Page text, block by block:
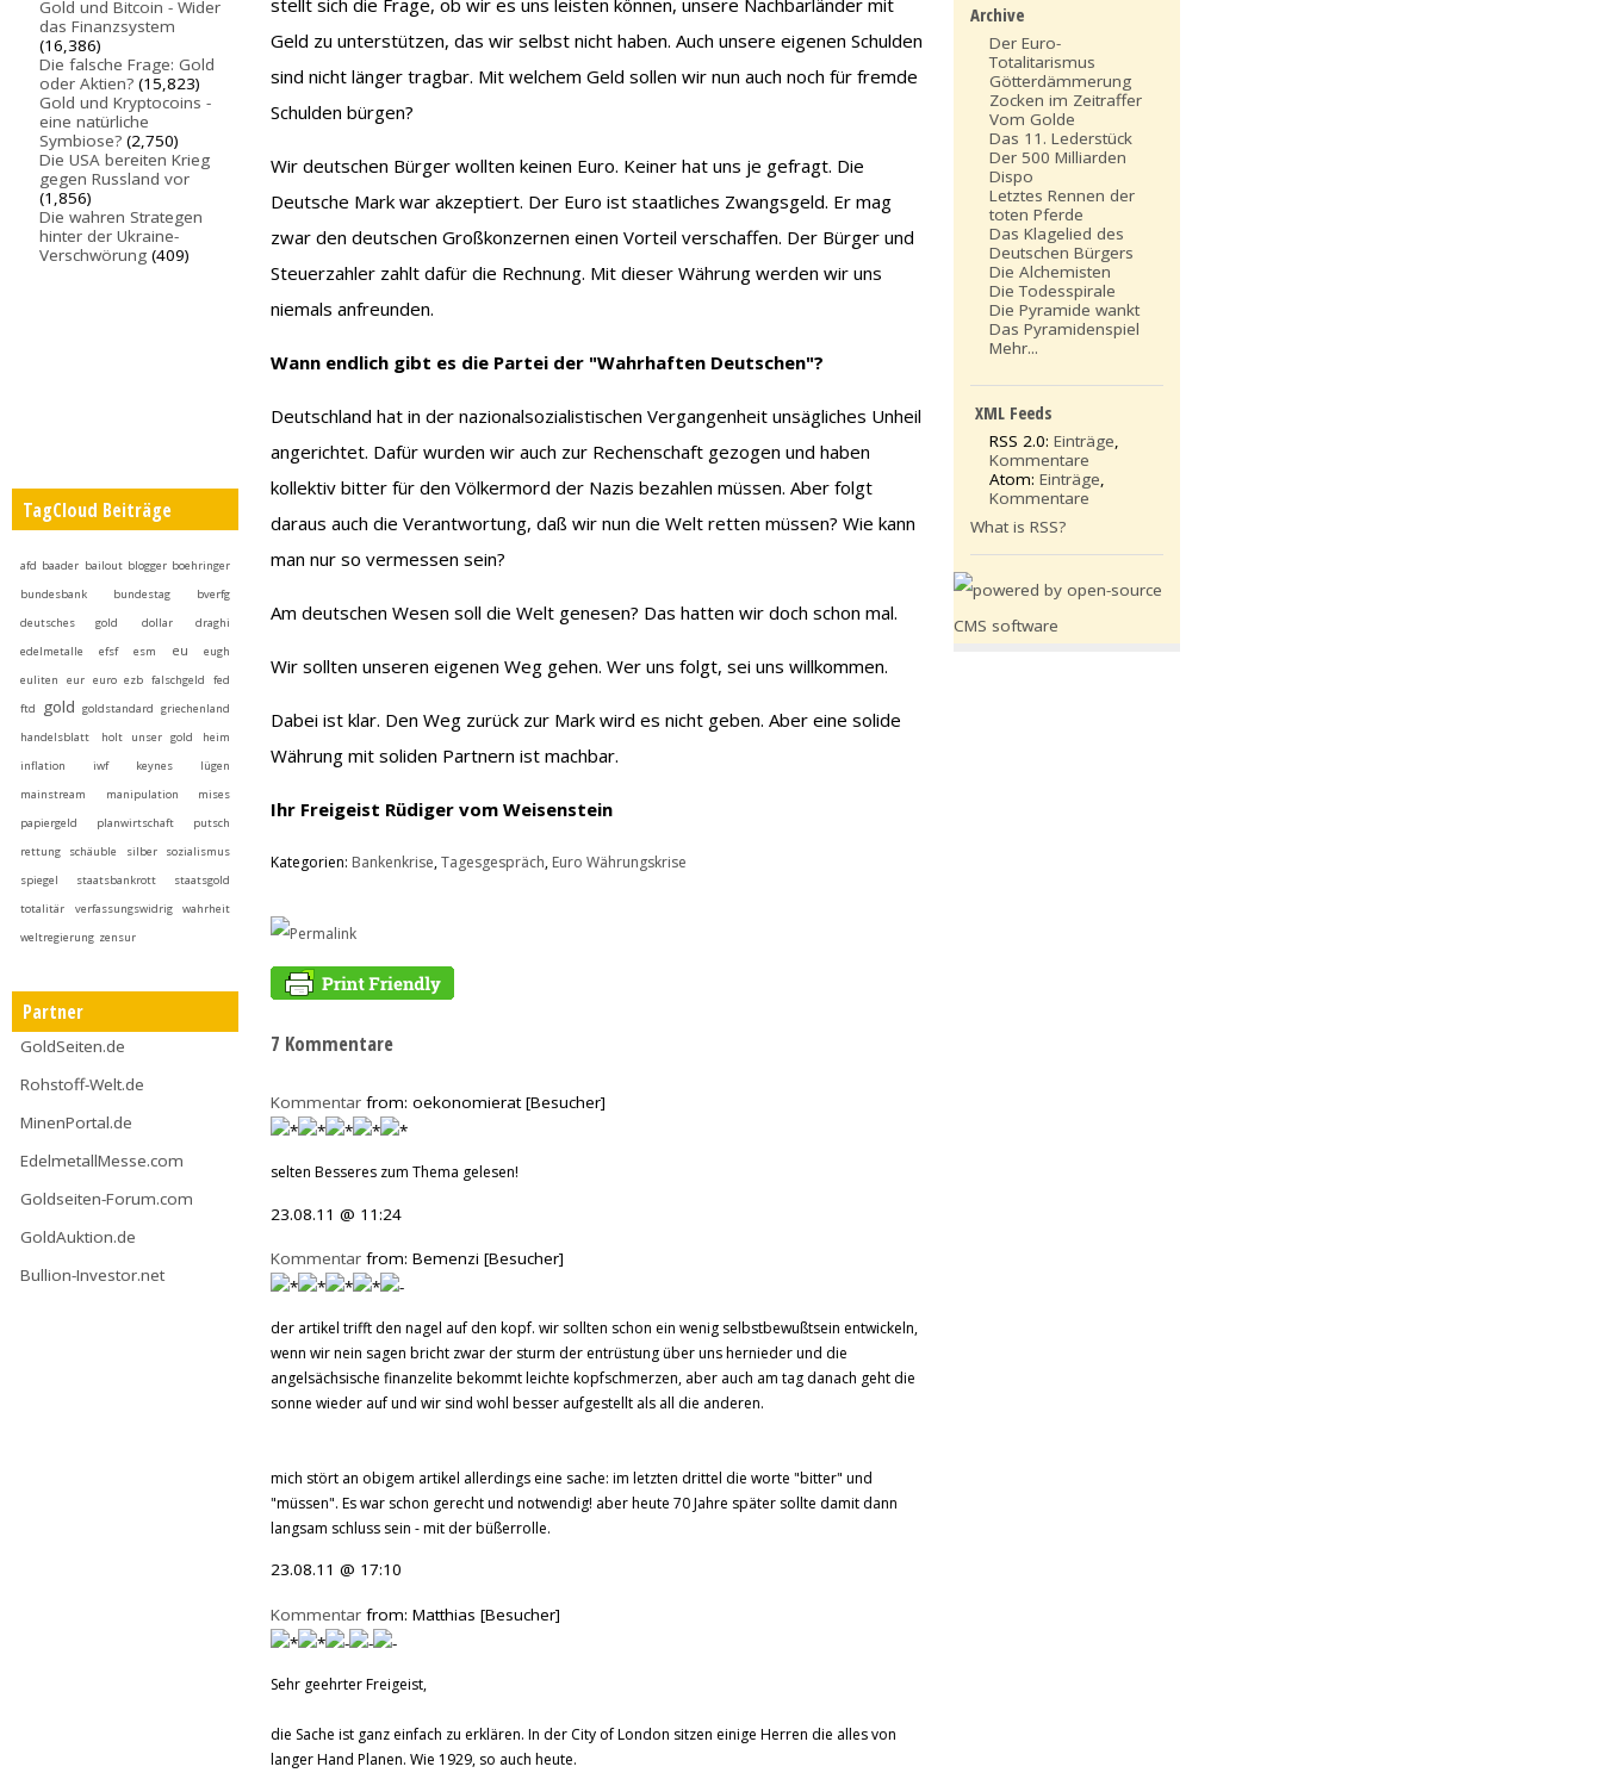
Gold und Bitcoin - Wider
das Finanzsystem
(16,386)
Die falsche Frage: Gold
oder Aktien? (15,823)
Gold und Kryptocoins -
eine natürliche
Symbiose? (2,750)
Die USA bereiten Krieg
gegen Russland vor
(1,856)
Die wahren Strategen
hinter der Ukraine-
Verschwörung (409)
TagCloud Beiträge
afd baader bailout blogger boehringer
bundesbank
bundestag
bverfg
deutsches gold
dollar
draghi
edelmetalle
efsf esm eu
eugh
euliten
eur euro ezb falschgeld
fed
ftd
gold goldstandard griechenland
handelsblatt
holt unser gold heim
inflation
iwf keynes
lügen
mainstream
manipulation
mises
papiergeld
planwirtschaft
putsch
rettung
schäuble silber
sozialismus
spiegel
staatsbankrott
staatsgold
totalitär
verfassungswidrig
wahrheit
weltregierung zensur
Partner
GoldSeiten.de
Rohstoff-Welt.de
MinenPortal.de
EdelmetallMesse.com
Goldseiten-Forum.com
GoldAuktion.de
Bullion-Investor.net
stellt sich die Frage, ob wir es uns leisten können, unsere Nachbarländer mit
Geld zu unterstützen, das wir selbst nicht haben. Auch unsere eigenen Schulden
sind nicht länger tragbar. Mit welchem Geld sollen wir nun auch noch für fremde
Schulden bürgen?
Wir deutschen Bürger wollten keinen Euro. Keiner hat uns je gefragt. Die
Deutsche Mark war akzeptiert. Der Euro ist staatliches Zwangsgeld. Er mag
zwar den deutschen Großkonzernen einen Vorteil verschaffen. Der Bürger und
Steuerzahler zahlt dafür die Rechnung. Mit dieser Währung werden wir uns
niemals anfreunden.
Wann endlich gibt es die Partei der "Wahrhaften Deutschen"?
Deutschland hat in der nazionalsozialistischen Vergangenheit unsägliches Unheil
angerichtet. Dafür wurden wir auch zur Rechenschaft gezogen und haben
kollektiv bitter für den Völkermord der Nazis bezahlen müssen. Aber folgt
daraus auch die Verantwortung, daß wir nun die Welt retten müssen? Wie kann
man nur so vermessen sein?
Am deutschen Wesen soll die Welt genesen? Das hatten wir doch schon mal.
Wir sollten unseren eigenen Weg gehen. Wer uns folgt, sei uns willkommen.
Dabei ist klar. Den Weg zurück zur Mark wird es nicht geben. Aber eine solide
Währung mit soliden Partnern ist machbar.
Ihr Freigeist Rüdiger vom Weisenstein
Kategorien: Bankenkrise,Tagesgespräch, Euro Währungskrise
7 Kommentare
Kommentar from: oekonomierat [Besucher]
selten Besseres zum Thema gelesen!
23.08.11 @ 11:24
Kommentar from: Bemenzi [Besucher]
der artikel trifft den nagel auf den kopf. wir sollten schon ein wenig selbstbewußtsein entwickeln,
wenn wir nein sagen bricht zwar der sturm der entrüstung über uns hernieder und die
angelsächsische finanzelite bekommt leichte kopfschmerzen, aber auch am tag danach geht die
sonne wieder auf und wir sind wohl besser aufgestellt als all die anderen.
mich stört an obigem artikel allerdings eine sache: im letzten drittel die worte "bitter" und
"müssen". Es war schon gerecht und notwendig! aber heute 70 Jahre später sollte damit dann
langsam schluss sein - mit der büßerrolle.
23.08.11 @ 17:10
Kommentar from: Matthias [Besucher]
Sehr geehrter Freigeist,
die Sache ist ganz einfach zu erklären. In der City of London sitzen einige Herren die alles von
langer Hand Planen. Wie 1929, so auch heute.
Archive
Der Euro-
Totalitarismus
Götterdämmerung
Zocken im Zeitraffer
Vom Golde
Das 11. Lederstück
Der 500 Milliarden
Dispo
Letztes Rennen der
toten Pferde
Das Klagelied des
Deutschen Bürgers
Die Alchemisten
Die Todesspirale
Die Pyramide wankt
Das Pyramidenspiel
Mehr...
XML Feeds
RSS 2.0:Einträge,
Kommentare
Atom:Einträge,
Kommentare
What is RSS?